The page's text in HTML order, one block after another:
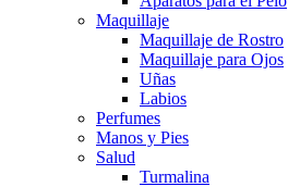
Maquillaje
Maquillaje de Rostro
Maquillaje para Ojos
Uñas
Labios
Perfumes
Manos y Pies
Salud
Turmalina